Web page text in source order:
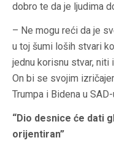
dobro te da je ljudima
– Ne mogu reći da je
u toj šumi loših stvari
jednu korisnu stvar, niti
On bi se svojim
Trumpa i Bidena u
“Dio desnice će dati
orijentiran”